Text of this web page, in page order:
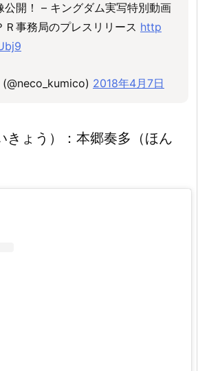
公開！ – キングダム実写特別動画
事務局のプレスリリース http
2018年4月7日
きょう）：本郷奏多（ほん